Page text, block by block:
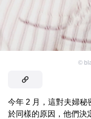
©
今年 2 月，這對夫婦秘
於同樣的原因，他們決